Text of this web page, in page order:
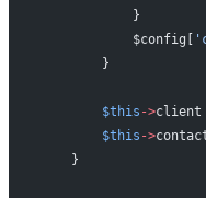
            }
            $config[
        }
        $this
->client
        $this
->
    }